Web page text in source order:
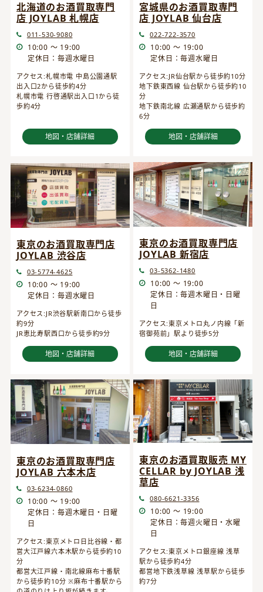
北海道のお酒買取専門
店 JOYLAB 札幌店
011-530-9080
10:00 ～ 19:00
定休日：毎週水曜日
アクセス:札幌市電 中島公園通駅
出入口2から徒歩約4分
札幌市電 行啓通駅出入口1から徒
歩約4分
地図・店舗詳細
宮城県のお酒買取専門
店 JOYLAB 仙台店
022-722-3570
10:00 ～ 19:00
定休日：毎週水曜日
アクセス:JR仙台駅から徒歩約10分
地下鉄東西線 仙台駅から徒歩約10
分
地下鉄南北線 広瀬通駅から徒歩約
6分
地図・店舗詳細
東京のお酒買取専門店
JOYLAB 渋谷店
03-5774-4625
10:00 ～ 19:00
定休日：毎週水曜日
アクセス:JR渋谷駅新南口から徒歩
約9分
JR恵比寿駅西口から徒歩約9分
地図・店舗詳細
東京のお酒買取専門店
JOYLAB 新宿店
03-5362-1480
10:00 ～ 19:00
定休日：毎週木曜日・日曜
日
アクセス:東京メトロ丸ノ内線「新
宿御苑前」駅より徒歩5分
地図・店舗詳細
東京のお酒買取専門店
JOYLAB 六本木店
03-6234-0860
10:00 ～ 19:00
定休日：毎週木曜日・日曜
日
アクセス:東京メトロ日比谷線・都
営大江戸線六本木駅から徒歩約10
分
都営大江戸線・南北線麻布十番駅
から徒歩約10分 ※麻布十番駅から
東京のお酒買取販売 MY
CELLAR by JOYLAB 浅
草店
080-6621-3356
10:00 ～ 19:00
定休日：毎週火曜日・水曜
日
アクセス:東京メトロ銀座線 浅草
駅から徒歩約4分
都営地下鉄浅草線 浅草駅から徒歩
約7分